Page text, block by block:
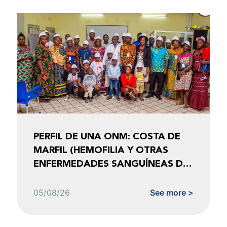
PERFIL DE UNA ONM: COSTA DE
MARFIL (HEMOFILIA Y OTRAS
ENFERMEDADES SANGUÍNEAS DE
05/08/26 See more >